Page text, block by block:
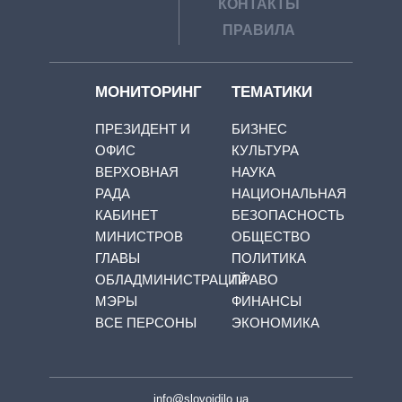
КОНТАКТЫ
ПРАВИЛА
МОНИТОРИНГ
ПРЕЗИДЕНТ И
ОФИС
ВЕРХОВНАЯ
РАДА
КАБИНЕТ
МИНИСТРОВ
ГЛАВЫ
ОБЛАДМИНИСТРАЦИЙ
МЭРЫ
ВСЕ ПЕРСОНЫ
ТЕМАТИКИ
БИЗНЕС
КУЛЬТУРА
НАУКА
НАЦИОНАЛЬНАЯ
БЕЗОПАСНОСТЬ
ОБЩЕСТВО
ПОЛИТИКА
ПРАВО
ФИНАНСЫ
ЭКОНОМИКА
info@slovoidilo.ua